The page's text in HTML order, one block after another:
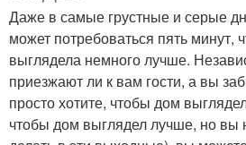
Даже в самые грустные и серые
может потребоваться пять минут,
выглядела немного лучше.
приезжают ли к вам гости, а вы
просто хотите, чтобы дом
чтобы дом выглядел лучше, но вы